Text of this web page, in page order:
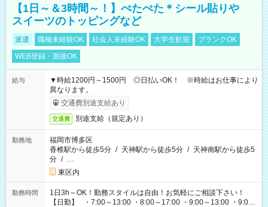
【1日～＆3時間～！】ぺたぺた＊シール貼りや
スイーツのトッピングなど
派遣 職種未経験OK 社会人未経験OK 大学生歓迎
ブランクOK
WEB登録・面接OK
給与
▼時給1200円～1500円 ◎日払いOK！ ※時給はお仕事により
異なります。
交通費別途支給あり
交通費 別途支給（規定あり）
勤務地
福岡市博多区
香椎駅から徒歩5分 / 天神駅から徒歩5分 / 天神南駅から徒歩5
分 / …
東区内
勤務時間
1日3h～OK！勤務スタイルは自由！お気軽にご相談下さい！
【日勤】 ・7:00～13:00 ・8:00～17:00 ・9:00～13:00 ・9:00